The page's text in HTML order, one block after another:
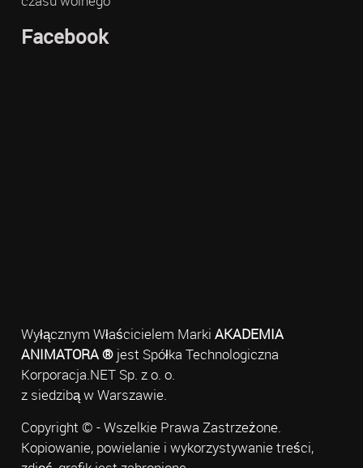
Facebook
Wyłącznym Właścicielem Marki AKADEMIA
ANIMATORA ®jest Spółka Technologiczna
Korporacja.NET Sp. z o. o.
z siedzibą w Warszawie.
Copyright © - Wszelkie Prawa Zastrzeżone.
Kopiowanie, powielanie i wykorzystywanie treści,